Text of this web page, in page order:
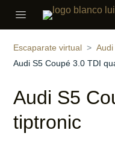
‹ ›
Compartir
Escaparate virtual Audi
Audi S5 Coupé 3.0 TDI
Audi S5
tiptronic